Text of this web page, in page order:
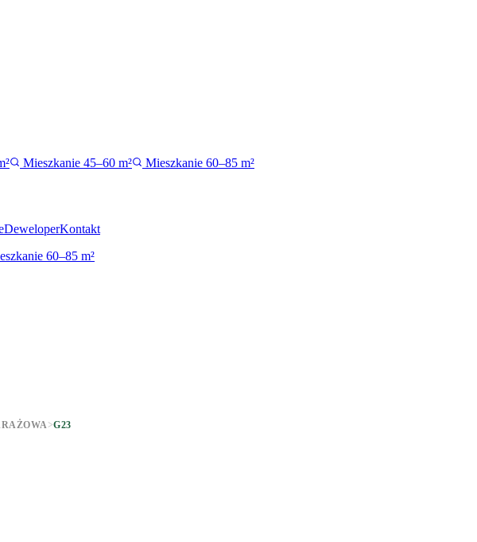
Mieszkanie 45–60 m²
Mieszkanie 60–85 m²
DeweloperKontakt
60–85 m²
>G23